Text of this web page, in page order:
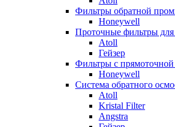
Фильтры обратной
Honeywell
Проточные фильтры
Atoll
Гейзер
Фильтры с
Honeywell
Система обратного
Atoll
Kristal Filter
Angstra